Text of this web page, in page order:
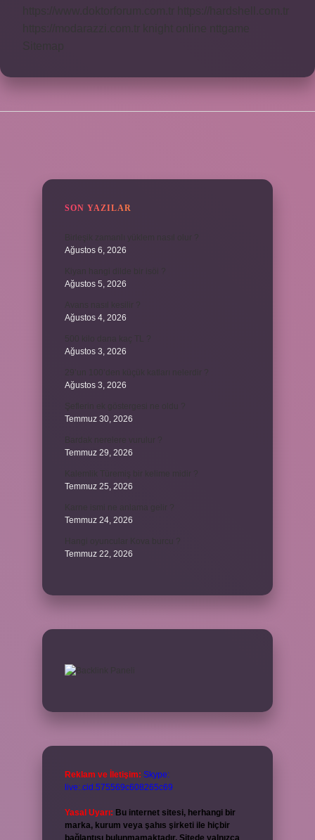
SON YAZILAR
Ağustos 6, 2026
Ağustos 5, 2026
Ağustos 4, 2026
Ağustos 3, 2026
Ağustos 3, 2026
Temmuz 30, 2026
Temmuz 29, 2026
Temmuz 25, 2026
Temmuz 24, 2026
Temmuz 22, 2026
Reklam ve İletişim: Skype:
live:.cid.575569c608265c69
Yasal Uyarı: Bu internet sitesi, herhangi bir
marka, kurum veya şahıs şirketi ile hiçbir
bağlantısı bulunmamaktadır. Sitede yalnızca